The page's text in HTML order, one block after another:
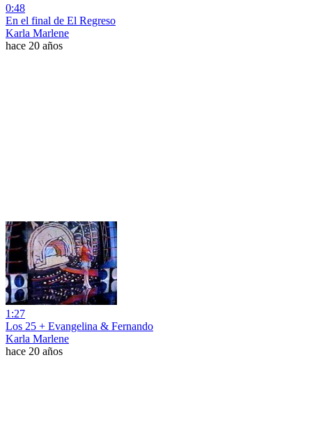
0:48
En el final de El Regreso
Karla Marlene
hace 20 años
1:27
Los 25 + Evangelina & Fernando
Karla Marlene
hace 20 años